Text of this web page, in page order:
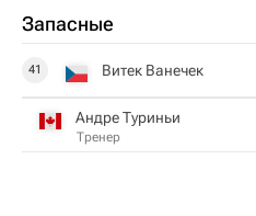
Запасные
41 Витек Ванечек
Андре Туриньи
Тренер